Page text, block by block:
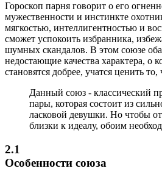
Гороскоп парня говорит о его
мужественности и инстинкте
мягкостью, интеллигентностью и
сможет успокоить избранника,
шумных скандалов. В этом союзе
недостающие качества характера, о
становятся добрее, учатся ценить
Данный союз - классический
пары, которая состоит из
ласковой девушки. Но чтобы
близки к идеалу, обоим
2.1
Особенности союза